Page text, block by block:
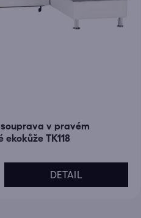
v pravém
TK118
DETAIL